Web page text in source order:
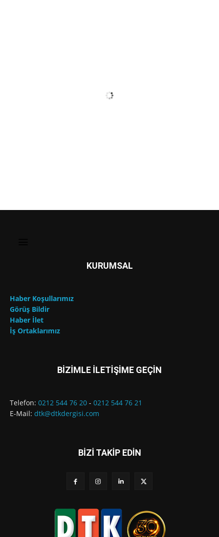
KURUMSAL
Haber Koşullarımız
Görüş Bildir
Haber İlet
İş Ortaklarımız
BİZİMLE İLETİŞİME GEÇİN
Telefon: 0212 544 76 20 - 0212 544 76 21
E-Mail: dtk@dtkdergisi.com
BİZİ TAKİP EDİN